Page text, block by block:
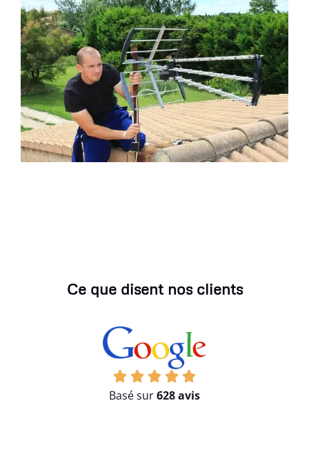
Ce que disent nos clients
Basé sur628 avis